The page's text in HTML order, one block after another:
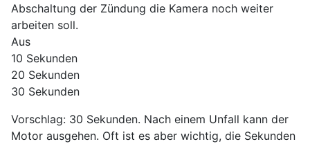
Abschaltung der Zündung die Kamera noch weiter
arbeiten soll.
Aus
10 Sekunden
20 Sekunden
30 Sekunden
Vorschlag: 30 Sekunden. Nach einem Unfall kann der
Motor ausgehen. Oft ist es aber wichtig, die Sekunden